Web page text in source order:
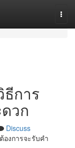
ธีการ
วก
Discuss
องการจะรับคำ